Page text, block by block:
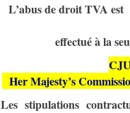
L’abus de droit TVA
effectué à la
Her Majesty’s
Les stipulations